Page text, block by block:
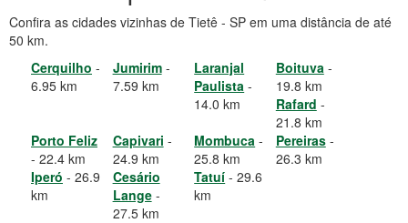
Confira as cidades vizinhas de Tietê - SP em uma distância de até
50 km.
Cerquilho -
6.95 km
Jumirim-
7.59 km
Laranjal
Paulista -
14.0 km
Boituva-
19.8 km
Rafard -
21.8 km
Porto Feliz
- 22.4 km
Capivari -
24.9 km
Mombuca -
25.8 km
Pereiras-
26.3 km
Iperó - 26.9
km
Cesário
Lange-
27.5 km
Tatuí - 29.6
km